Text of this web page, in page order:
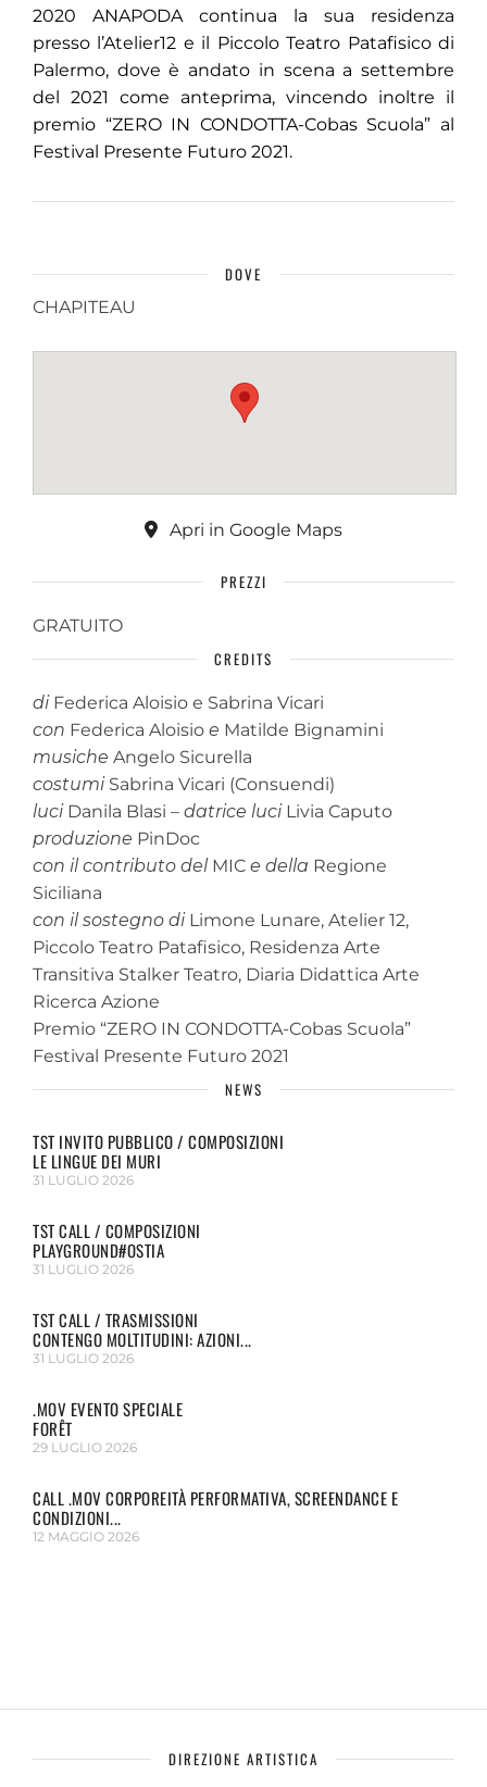
2020 ANAPODA continua la sua residenza
presso l’Atelier12 e il Piccolo Teatro Patafisico di
Palermo, dove è andato in scena a settembre
del 2021 come anteprima, vincendo inoltre il
premio “ZERO IN CONDOTTA-Cobas Scuola” al
Festival Presente Futuro 2021.
DOVE
CHAPITEAU
Apri in Google Maps
PREZZI
GRATUITO
CREDITS
diFederica Aloisio e Sabrina Vicari
con Federica Aloisio e Matilde Bignamini
musiche Angelo Sicurella
costumiSabrina Vicari (Consuendi)
luciDanila Blasi – datrice luciLivia Caputo
produzione PinDoc
con il contributo delMIC e della Regione
Siciliana
con il sostegno diLimone Lunare, Atelier 12,
Piccolo Teatro Patafisico, Residenza Arte
Transitiva Stalker Teatro, Diaria Didattica Arte
Ricerca Azione
Premio “ZERO IN CONDOTTA-Cobas Scuola”
Festival Presente Futuro 2021
NEWS
TST INVITO PUBBLICO / COMPOSIZIONI
LE LINGUE DEI MURI
31 LUGLIO 2026
TST CALL / COMPOSIZIONI
PLAYGROUND#OSTIA
31 LUGLIO 2026
TST CALL / TRASMISSIONI
CONTENGO MOLTITUDINI: AZIONI...
31 LUGLIO 2026
.MOV EVENTO SPECIALE
FORÊT
29 LUGLIO 2026
CALL .MOV CORPOREITÀ PERFORMATIVA, SCREENDANCE E
CONDIZIONI...
12 MAGGIO 2026
DIREZIONE ARTISTICA